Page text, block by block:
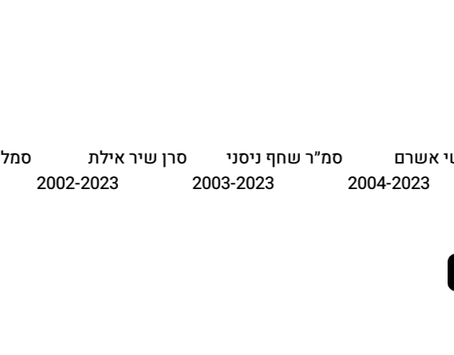
סרן שיר אילת
2023
סמ״ר שחף ניסני
2003-2023
סמל שי אשרם
2004-2023